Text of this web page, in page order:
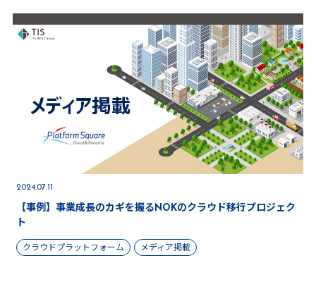
2024.07.11
【事例】事業成長のカギを握るNOKのクラウド移行プロジェク
ト
クラウドプラットフォーム メディア掲載